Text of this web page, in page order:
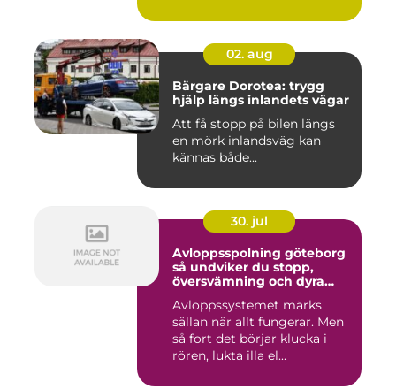
02. aug
Bärgare Dorotea: trygg
hjälp längs inlandets vägar
Att få stopp på bilen längs
en mörk inlandsväg kan
kännas både...
30. jul
Avloppsspolning göteborg
så undviker du stopp,
översvämning och dyra
Avloppssystemet märks
sällan när allt fungerar. Men
så fort det börjar klucka i
rören, lukta illa el...